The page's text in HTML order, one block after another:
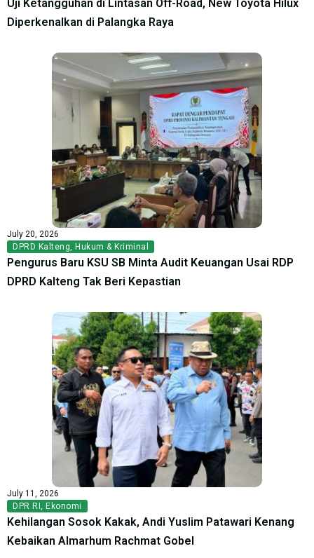
Uji Ketangguhan di Lintasan Off-Road, New Toyota Hilux
Diperkenalkan di Palangka Raya
July 20, 2026
DPRD Kalteng, Hukum & Kriminal
Pengurus Baru KSU SB Minta Audit Keuangan Usai RDP
DPRD Kalteng Tak Beri Kepastian
July 11, 2026
DPR RI , Ekonomi
Kehilangan Sosok Kakak, Andi Yuslim Patawari Kenang
Kebaikan Almarhum Rachmat Gobel